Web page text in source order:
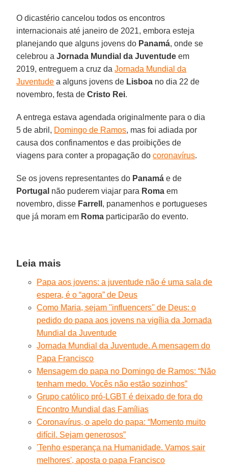
O dicastério cancelou todos os encontros
internacionais até janeiro de 2021, embora esteja
planejando que alguns jovens do Panamá, onde se
celebrou aJornada Mundial da Juventude em
2019, entreguem a cruz daJornada Mundial da
Juventude a alguns jovens de Lisboa no dia 22 de
novembro, festa deCristo Rei.
A entrega estava agendada originalmente para o dia
5 de abril, Domingo de Ramos, mas foi adiada por
causa dos confinamentos e das proibições de
viagens para conter a propagação docoronavírus.
Se os jovens representantes do Panamá e de
Portugal não puderem viajar para Roma em
novembro, disse Farrell , panamenhos e portugueses
que já moram em Roma participarão do evento.
Leia mais
Papa aos jovens: a juventude não é uma sala de
espera, é o “agora” de Deus
Como Maria, sejam ''influencers'' de Deus: o
pedido do papa aos jovens na vigília da Jornada
Mundial da Juventude
Jornada Mundial da Juventude. A mensagem do
Papa Francisco
Mensagem do papa no Domingo de Ramos: “Não
tenham medo. Vocês não estão sozinhos”
Grupo católico pró-LGBT é deixado de fora do
Encontro Mundial das Famílias
Coronavírus, o apelo do papa: “Momento muito
difícil. Sejam generosos”
'Tenho esperança na Humanidade. Vamos sair
melhores', aposta o papa Francisco